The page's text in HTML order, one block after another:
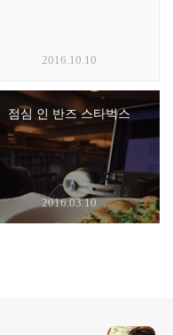
2016.10.10
점심 인 반즈 스타벅스
2016.03.10